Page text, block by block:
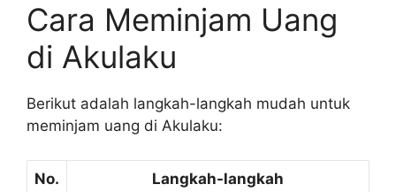
Cara Meminjam Uang
di Akulaku
Berikut adalah langkah-langkah mudah untuk
meminjam uang di Akulaku:
No. Langkah-langkah